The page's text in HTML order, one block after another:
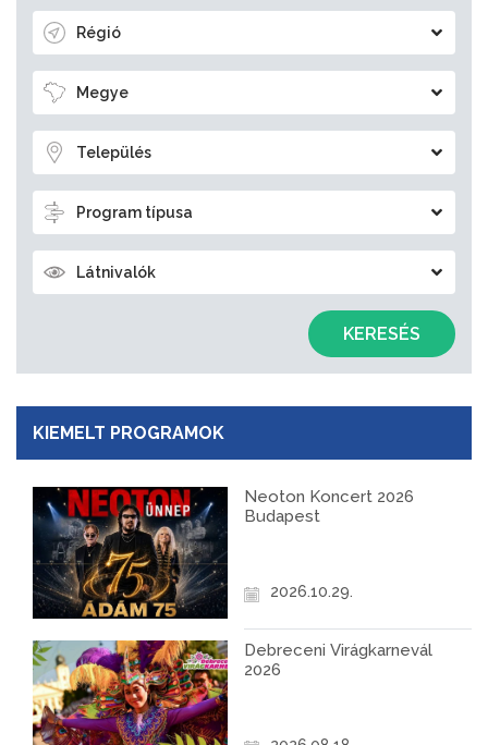
Régió
Megye
Település
Program típusa
Látnivalók
KERESÉS
KIEMELT PROGRAMOK
Neoton Koncert 2026
Budapest
2026.10.29.
Debreceni Virágkarnevál
2026